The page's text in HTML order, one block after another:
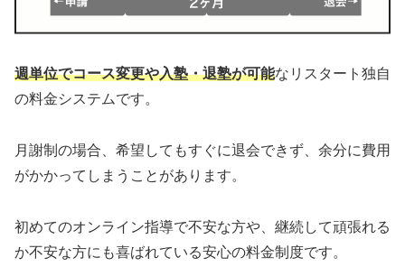
週単位でコース変更や入塾・退塾が可能なリスタート独自
の料金システムです。
月謝制の場合、希望してもすぐに退会できず、余分に費用
がかかってしまうことがあります。
初めてのオンライン指導で不安な方や、継続して頑張れる
か不安な方にも喜ばれている安心の料金制度です。